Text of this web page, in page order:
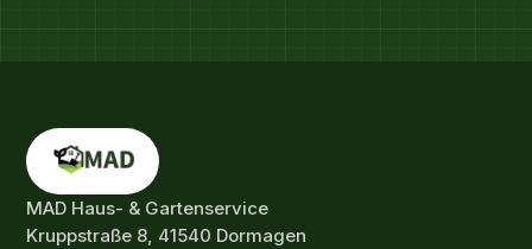
MAD Haus- & Gartenservice
Kruppstraße 8, 41540 Dormagen